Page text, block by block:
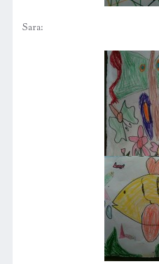
Sara: